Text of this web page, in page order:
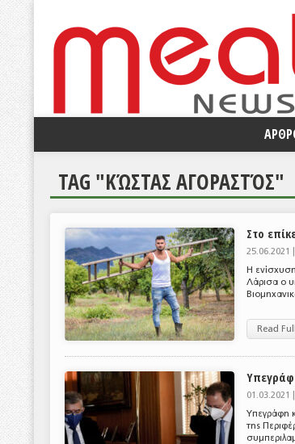
TAG "ΚΏΣΤΑΣ ΑΓΟΡΑΣΤΌΣ"
Στο
25.06.2021 |
Η
Λάρισα ο
Read
01.03.2021 |
Υπεγράφη
της